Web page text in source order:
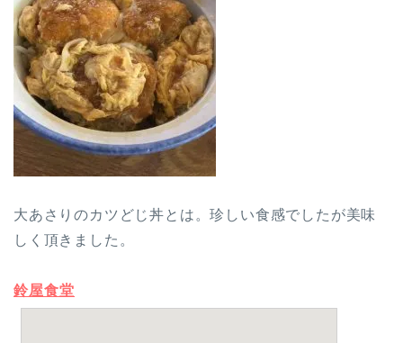
大あさりのカツどじ丼とは。珍しい食感でしたが美味
しく頂きました。
鈴屋食堂